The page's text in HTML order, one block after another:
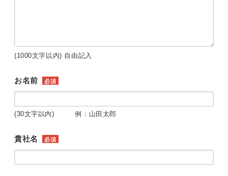
(1000文字以内) 自由記入
お名前 必須
(30文字以内) 例：山田太郎
貴社名 必須